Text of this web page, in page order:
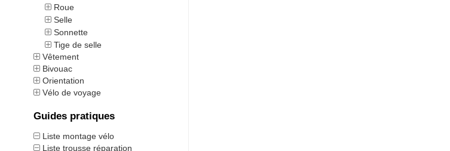
Roue
Selle
Sonnette
Tige de selle
Vêtement
Bivouac
Orientation
Vélo de voyage
Guides pratiques
Liste montage vélo
Liste trousse réparation